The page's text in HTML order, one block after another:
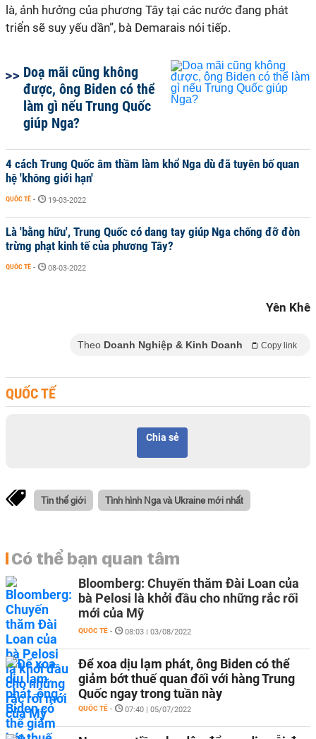
là, ảnh hưởng của phương Tây tại các nước đang phát
triển sẽ suy yếu dần”, bà Demarais nói tiếp.
Doạ mãi cũng không
được, ông Biden có thể
làm gì nếu Trung Quốc
giúp Nga?
4 cách Trung Quốc âm thầm làm khổ Nga dù đã tuyên bố quan
hệ 'không giới hạn'
QUỐC TẾ - 19-03-2022
Là 'bằng hữu', Trung Quốc có dang tay giúp Nga chống đỡ đòn
trừng phạt kinh tế của phương Tây?
QUỐC TẾ - 08-03-2022
Yên Khê
Theo Doanh Nghiệp & Kinh Doanh Copy link
QUỐC TẾ
Chia sẻ
Tin thế giới Tình hình Nga và Ukraine mới nhất
Có thể bạn quan tâm
Bloomberg: Chuyến thăm Đài Loan của
bà Pelosi là khởi đầu cho những rắc rối
mới của Mỹ
QUỐC TẾ - 08:03 | 03/08/2022
Để xoa dịu lạm phát, ông Biden có thể
giảm bớt thuế quan đối với hàng Trung
Quốc ngay trong tuần này
QUỐC TẾ - 07:40 | 05/07/2022